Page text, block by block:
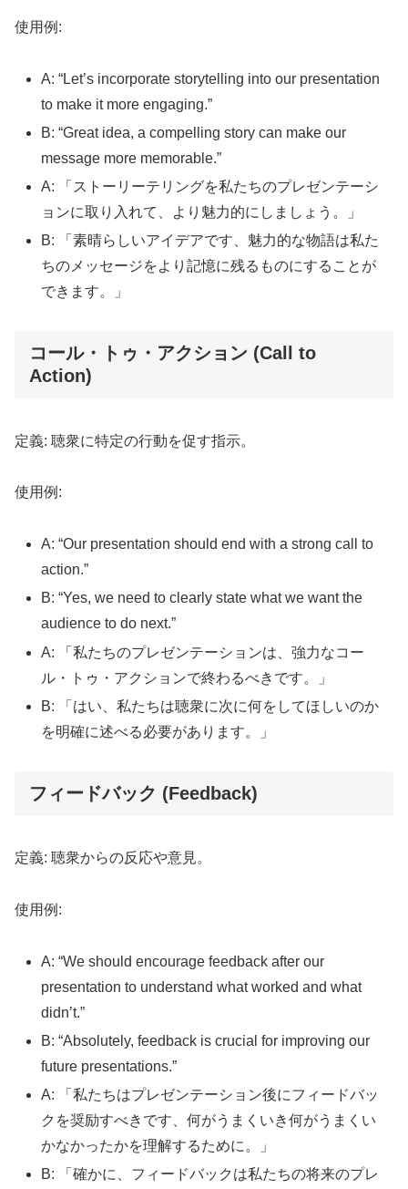
使用例:
A: “Let’s incorporate storytelling into our presentation
to make it more engaging.”
B: “Great idea, a compelling story can make our
message more memorable.”
A: 「ストーリーテリングを私たちのプレゼンテーシ
ョンに取り入れて、より魅力的にしましょう。」
B: 「素晴らしいアイデアです、魅力的な物語は私た
ちのメッセージをより記憶に残るものにすることが
できます。」
コール・トゥ・アクション (Call to
Action)
定義: 聴衆に特定の行動を促す指示。
使用例:
A: “Our presentation should end with a strong call to
action.”
B: “Yes, we need to clearly state what we want the
audience to do next.”
A: 「私たちのプレゼンテーションは、強力なコー
ル・トゥ・アクションで終わるべきです。」
B: 「はい、私たちは聴衆に次に何をしてほしいのか
を明確に述べる必要があります。」
フィードバック (Feedback)
定義: 聴衆からの反応や意見。
使用例:
A: “We should encourage feedback after our
presentation to understand what worked and what
didn’t.”
B: “Absolutely, feedback is crucial for improving our
future presentations.”
A: 「私たちはプレゼンテーション後にフィードバッ
クを奨励すべきです、何がうまくいき何がうまくい
かなかったかを理解するために。」
B: 「確かに、フィードバックは私たちの将来のプレ